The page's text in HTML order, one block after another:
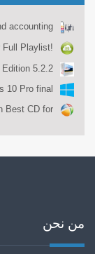
accounting
1.0.1
Full Playlist!
3.4.5.1525
5.2.2
10 Pro final
Best CD for
من نحن